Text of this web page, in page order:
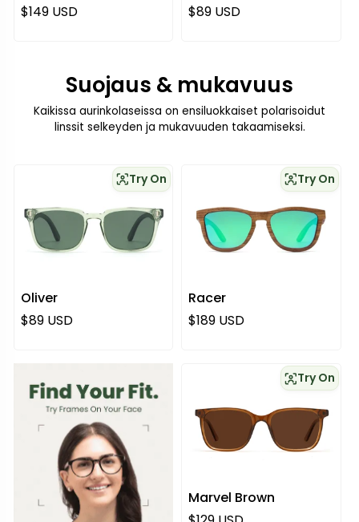
Normaali hinta
$149 USD Normaali hinta
$89 USD
Suojaus & mukavuus
Kaikissa aurinkolaseissa on ensiluokkaiset polarisoidut
linssit selkeyden ja mukavuuden takaamiseksi.
Oliver
Try On
Normaali hinta
$89 USD
Racer
Try On
Normaali hinta
$189 USD
Marvel Brown
Try On